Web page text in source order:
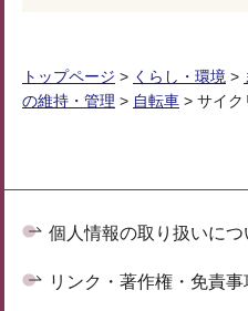
トップページ > くらし・環境 >
の維持・管理 > 自転車 > サイク
個人情報の取り扱いにつ
リンク・著作権・免責事